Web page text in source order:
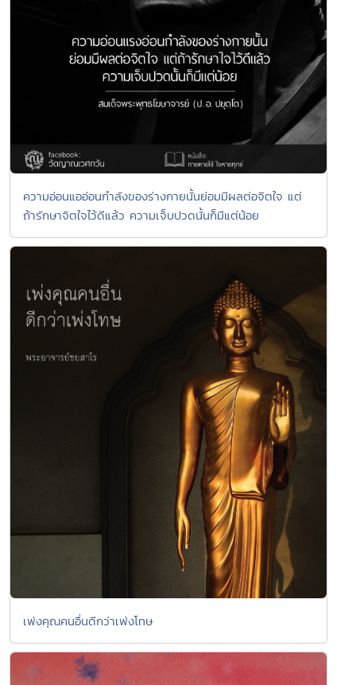
ความอ่อนแออ่อนกำลังของร่างกายนั้นย่อมมีผลต่อจิตใจ แต่
ถ้ารักษาจิตใจไว้ดีแล้ว ความเจ็บปวดนั้นก็มีแต่น้อย
เพ่งคุณคนอื่นดีกว่าเพ่งโทษ